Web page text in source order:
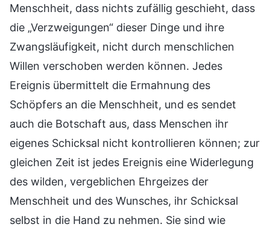
Menschheit, dass nichts zufällig geschieht, dass
die „Verzweigungen“ dieser Dinge und ihre
Zwangsläufigkeit, nicht durch menschlichen
Willen verschoben werden können. Jedes
Ereignis übermittelt die Ermahnung des
Schöpfers an die Menschheit, und es sendet
auch die Botschaft aus, dass Menschen ihr
eigenes Schicksal nicht kontrollieren können; zur
gleichen Zeit ist jedes Ereignis eine Widerlegung
des wilden, vergeblichen Ehrgeizes der
Menschheit und des Wunsches, ihr Schicksal
selbst in die Hand zu nehmen. Sie sind wie